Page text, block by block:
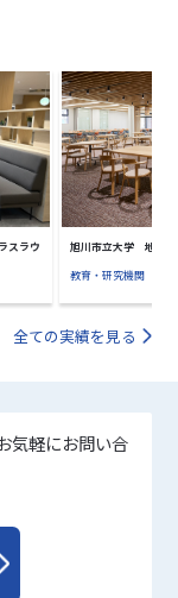
スラウ
旭川市立大学 地域創
教育・研究機関
全ての実績を見る
気軽にお問い合